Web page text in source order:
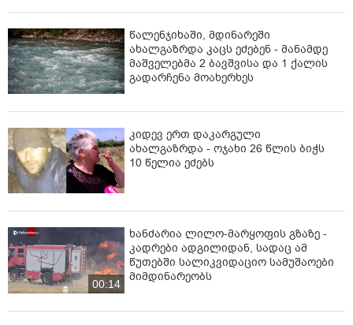
წალენჯიხაში, მდინარეში
ახალგაზრდა კაცს ეძებენ - მანამდე
მაშველებმა 2 ბავშვისა და 1 ქალის
გადარჩენა მოახერხეს
კიდევ ერთ დაკარგული
ახალგაზრდა - ოჯახი 26 წლის ბიჭს
10 წელია ეძებს
00:14
ხანძარია ლილო-მარყოფის გზაზე -
კადრები ადგილიდან, სადაც ამ
წუთებში სალიკვიდაციო სამუშაოები
მიმდინარეობს